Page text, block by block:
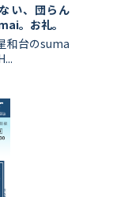
い、団らん
。お礼。
和台のsuma